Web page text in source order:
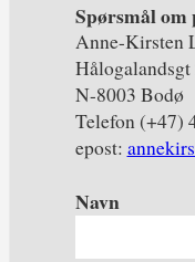
Spørsmål
Anne-Kirsten
N-8003 Bodø
Telefon (+47)
epost:
Navn